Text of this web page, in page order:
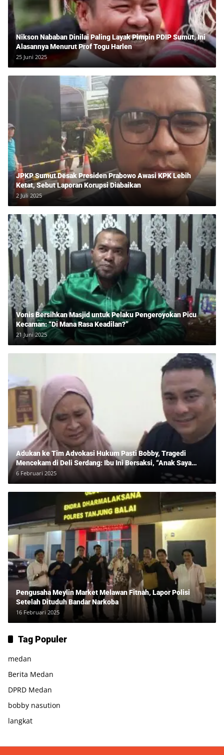
Nikson Nababan Dinilai Paling Layak Pimpin PDIP Sumut, Ini
Alasannya Menurut Prof Togu Harlen
25 Juni 2025
JPKP Sumut Desak Presiden Prabowo Awasi KPK Lebih
Ketat, Sebut Laporan Korupsi Diabaikan
2 Juli 2025
Vonis Bersihkan Masjid untuk Pelaku Pengeroyokan Picu
Kecaman: “Di Mana Rasa Keadilan?”
21 Juni 2025
Adukan ke Tim Advokasi Hukum Pasti Bobby, Tragedi
Mencekam di Deli Serdang: Ibu Ini Bersaksi, “Anak Saya
Ditangkap Tanpa Bukti dan Bukan Bandar Narkoba!”
6 Februari 2025
Pengusaha Meylin Market Melawan Fitnah, Lapor Polisi
Setelah Dituduh Bandar Narkoba
16 Februari 2025
Tag Populer
medan
Berita Medan
DPRD Medan
bobby nasution
langkat